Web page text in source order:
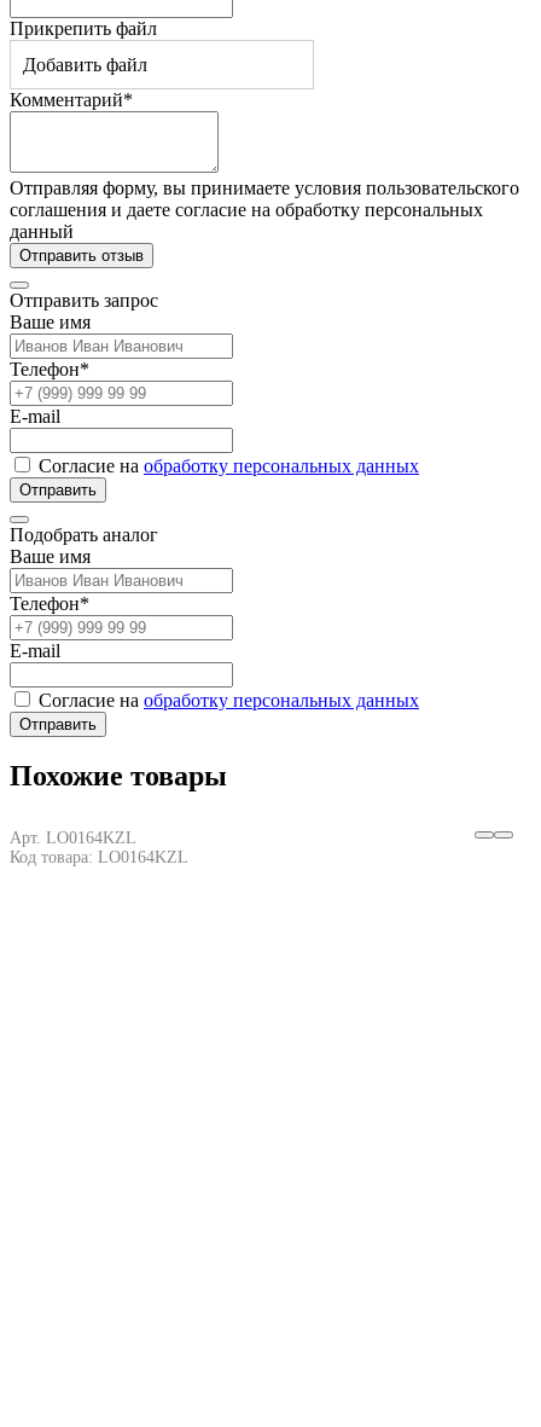
Прикрепить файл
Добавить файл
Комментарий*
Отправляя форму, вы принимаете условия пользовательского
соглашения и даете согласие на обработку персональных
данный
Отправить отзыв
Отправить запрос
Ваше имя
Телефон*
E-mail
Согласие на обработку персональных данных
Отправить
Подобрать аналог
Ваше имя
Телефон*
E-mail
Согласие на обработку персональных данных
Отправить
Похожие товары
Арт. LO0164KZL
Код товара: LO0164KZL